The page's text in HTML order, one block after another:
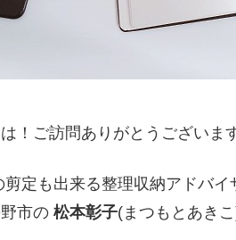
！ご訪問ありがとうございま
剪定も出来る整理収納アドバイ
市の 松本彰子(まつもとあきこ